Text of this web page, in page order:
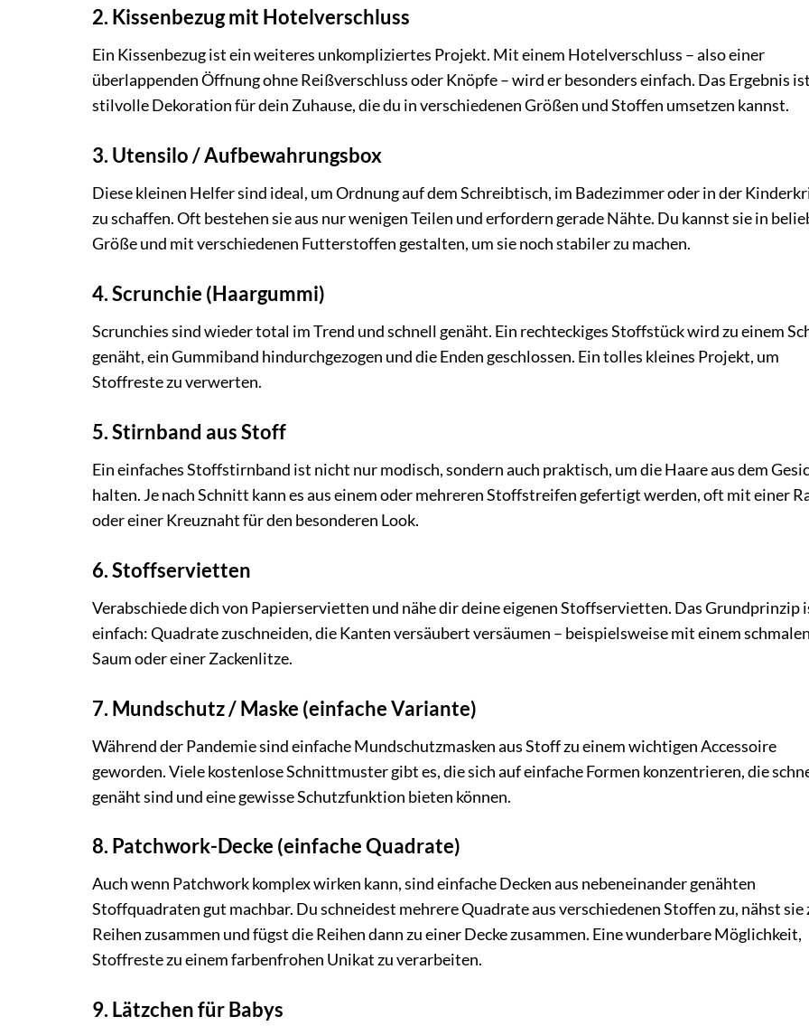
2. Kissenbezug mit Hotelverschluss
Ein Kissenbezug ist ein weiteres unkompliziertes Projekt. Mit einem Hotelverschluss – also einer
überlappenden Öffnung ohne Reißverschluss oder Knöpfe – wird er besonders einfach. Das Ergebnis
stilvolle Dekoration für dein Zuhause, die du in verschiedenen Größen und Stoffen umsetzen kannst.
3. Utensilo / Aufbewahrungsbox
Diese kleinen Helfer sind ideal, um Ordnung auf dem Schreibtisch, im Badezimmer oder in der
zu schaffen. Oft bestehen sie aus nur wenigen Teilen und erfordern gerade Nähte. Du kannst sie in
Größe und mit verschiedenen Futterstoffen gestalten, um sie noch stabiler zu machen.
4. Scrunchie (Haargummi)
Scrunchies sind wieder total im Trend und schnell genäht. Ein rechteckiges Stoffstück wird zu einem
genäht, ein Gummiband hindurchgezogen und die Enden geschlossen. Ein tolles kleines Projekt, um
Stoffreste zu verwerten.
5. Stirnband aus Stoff
Ein einfaches Stoffstirnband ist nicht nur modisch, sondern auch praktisch, um die Haare aus dem
halten. Je nach Schnitt kann es aus einem oder mehreren Stoffstreifen gefertigt werden, oft mit einer
oder einer Kreuznaht für den besonderen Look.
6. Stoffservietten
Verabschiede dich von Papierservietten und nähe dir deine eigenen Stoffservietten. Das Grundprinzip
einfach: Quadrate zuschneiden, die Kanten versäubert versäumen – beispielsweise mit einem schmalen
Saum oder einer Zackenlitze.
7. Mundschutz / Maske (einfache Variante)
Während der Pandemie sind einfache Mundschutzmasken aus Stoff zu einem wichtigen Accessoire
geworden. Viele kostenlose Schnittmuster gibt es, die sich auf einfache Formen konzentrieren, die
genäht sind und eine gewisse Schutzfunktion bieten können.
8. Patchwork-Decke (einfache Quadrate)
Auch wenn Patchwork komplex wirken kann, sind einfache Decken aus nebeneinander genähten
Stoffquadraten gut machbar. Du schneidest mehrere Quadrate aus verschiedenen Stoffen zu, nähst sie
Reihen zusammen und fügst die Reihen dann zu einer Decke zusammen. Eine wunderbare Möglichkeit,
Stoffreste zu einem farbenfrohen Unikat zu verarbeiten.
9. Lätzchen für Babys